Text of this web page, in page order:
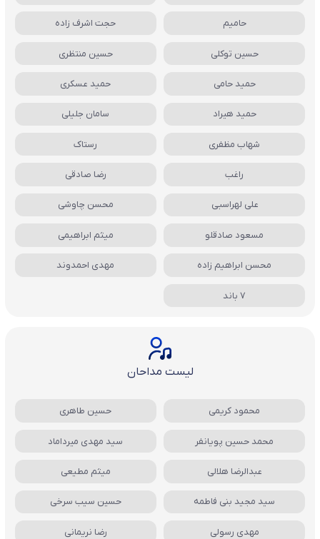
حامیم حجت اشرف زاده
حسین توکلی حسین منتظری
حمید حامی حمید عسکری
حمید هیراد سامان جلیلی
شهاب مظفری رستاک
راغب رضا صادقی
علی لهراسبی محسن چاوشی
مسعود صادقلو میثم ابراهیمی
محسن ابراهیم زاده مهدی احمدوند
7 باند
لیست مداحان
محمود کریمی حسین طاهری
محمد حسین پویانفر سید مهدی میرداماد
عبدالرضا هلالی میثم مطیعی
سید مجید بنی فاطمه حسین سیب سرخی
مهدی رسولی رضا نریمانی